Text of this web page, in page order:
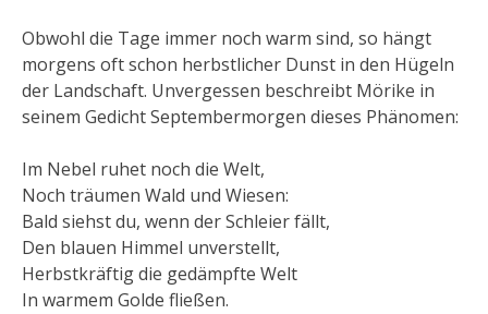
Obwohl die Tage immer noch warm sind, so hängt
morgens oft schon herbstlicher Dunst in den Hügeln
der Landschaft. Unvergessen beschreibt Mörike in
seinem Gedicht Septembermorgen dieses Phänomen:
Im Nebel ruhet noch die Welt,
Noch träumen Wald und Wiesen:
Bald siehst du, wenn der Schleier fällt,
Den blauen Himmel unverstellt,
Herbstkräftig die gedämpfte Welt
In warmem Golde fließen.